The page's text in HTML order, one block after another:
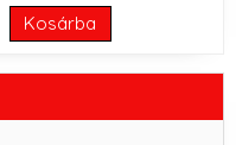
Kosárba